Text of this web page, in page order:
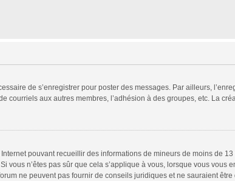
de s’enregistrer pour poster des messages. Par ailleurs,
aux autres membres, l’adhésion à des groupes, etc. La
pouvant recueillir des informations de mineurs de moins de
n’êtes pas sûr que cela s’applique à vous, lorsque vous vous
ne peuvent pas fournir de conseils juridiques et ne sauraient